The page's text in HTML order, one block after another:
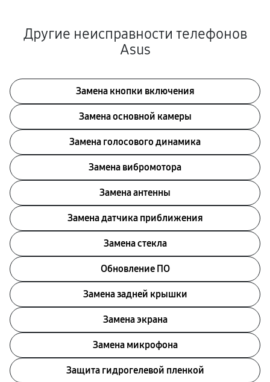
Другие неисправности телефонов
Asus
Замена кнопки включения
Замена основной камеры
Замена голосового динамика
Замена вибромотора
Замена антенны
Замена датчика приближения
Замена стекла
Обновление ПО
Замена задней крышки
Замена экрана
Замена микрофона
Защита гидрогелевой пленкой